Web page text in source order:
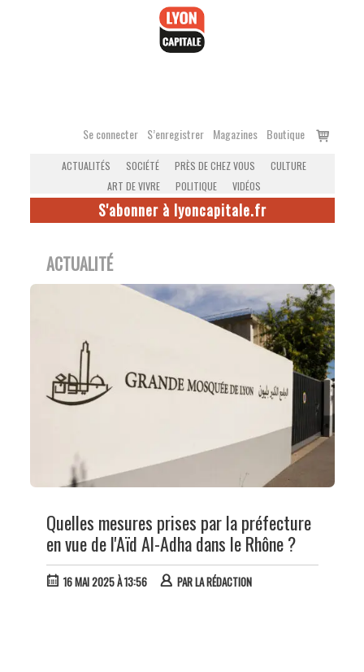
Se connecter S’enregistrer Magazines Boutique
Voir
ACTUALITÉS SOCIÉTÉ PRÈS DE CHEZ VOUS
CULTURE
ART DE VIVRE
POLITIQUE VIDÉOS
S'abonner à lyoncapitale.fr
ACTUALITÉ
Quelles mesures prises par la préfecture
en vue de l'Aïd Al-Adha dans le Rhône ?
16 MAI 2025 À 13:56 PARLA RÉDACTION